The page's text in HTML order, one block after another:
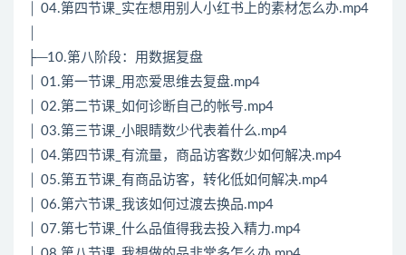
│ 04.第四节课_实在想用别人小红书上的素材怎么办.mp4
├─10.第八阶段：用数据复盘
│ 01.第一节课_用恋爱思维去复盘.mp4
│ 02.第二节课_如何诊断自己的帐号.mp4
│ 03.第三节课_小眼睛数少代表着什么.mp4
│ 04.第四节课_有流量，商品访客数少如何解决.mp4
│ 05.第五节课_有商品访客，转化低如何解决.mp4
│ 06.第六节课_我该如何过渡去换品.mp4
│ 07.第七节课_什么品值得我去投入精力.mp4